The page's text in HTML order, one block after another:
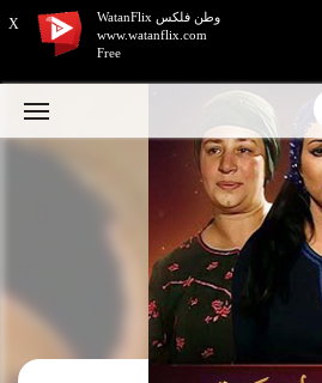
X
وطن فلكس WatanFlix
www.watanflix.com
Free